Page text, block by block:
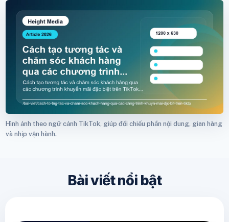
Hình ảnh theo ngữ cảnh TikTok, giúp đối chiếu phần nội dung, gian hàng
và nhịp vận hành.
Bài viết nổi bật